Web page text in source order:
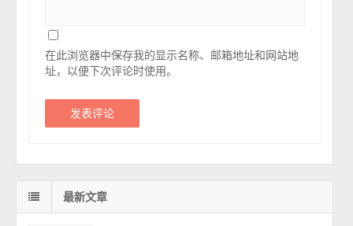
在此浏览器中保存我的显示名称、邮箱地址和网站地
址，以便下次评论时使用。
最新文章